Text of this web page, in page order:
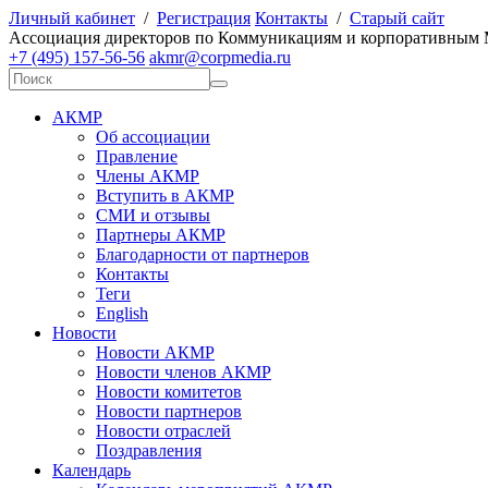
Личный кабинет / Регистрация Контакты / Старый сайт
Ассоциация директоров по Коммуникациям и корпоративным
+7 (495) 157-56-56 akmr@corpmedia.ru
АКМР
Об ассоциации
Правление
Члены АКМР
Вступить в АКМР
СМИ и отзывы
Партнеры АКМР
Благодарности от партнеров
Контакты
Теги
English
Новости
Новости АКМР
Новости членов АКМР
Новости комитетов
Новости партнеров
Новости отраслей
Поздравления
Календарь